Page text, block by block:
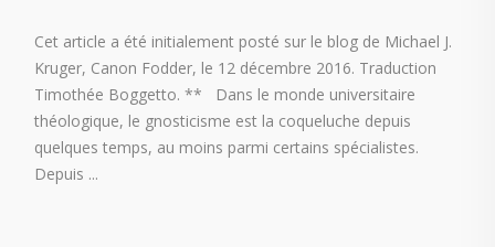
Cet article a été initialement posté sur le blog de Michael J.
Kruger, Canon Fodder, le 12 décembre 2016. Traduction
Timothée Boggetto. ** Dans le monde universitaire
théologique, le gnosticisme est la coqueluche depuis
quelques temps, au moins parmi certains spécialistes.
Depuis